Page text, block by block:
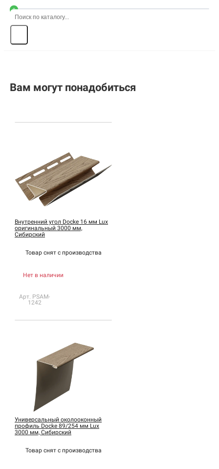
0
Вам могут понадобиться
Внутренний угол Docke 16 мм Lux
оригинальный 3000 мм,
Сибирский
Товар снят с производства
Нет в наличии
Арт. PSAM-
1242
Универсальный околооконный
профиль Docke 89/254 мм Lux
3000 мм, Сибирский
Товар снят с производства